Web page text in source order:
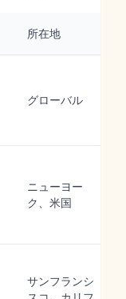
所在地
グローバル
ニューヨー
ク、米国
サンフランシ